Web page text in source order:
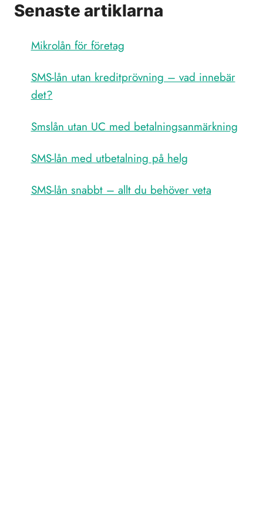
Senaste artiklarna
Mikrolån för företag
SMS-lån utan kreditprövning – vad innebär
det?
Smslån utan UC med betalningsanmärkning
SMS-lån med utbetalning på helg
SMS-lån snabbt – allt du behöver veta